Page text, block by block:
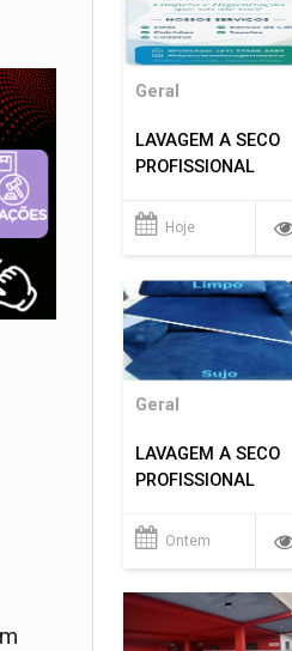
Geral
LAVAGEM A SECO
PROFISSIONAL
Hoje
Geral
LAVAGEM A SECO
PROFISSIONAL
Ontem